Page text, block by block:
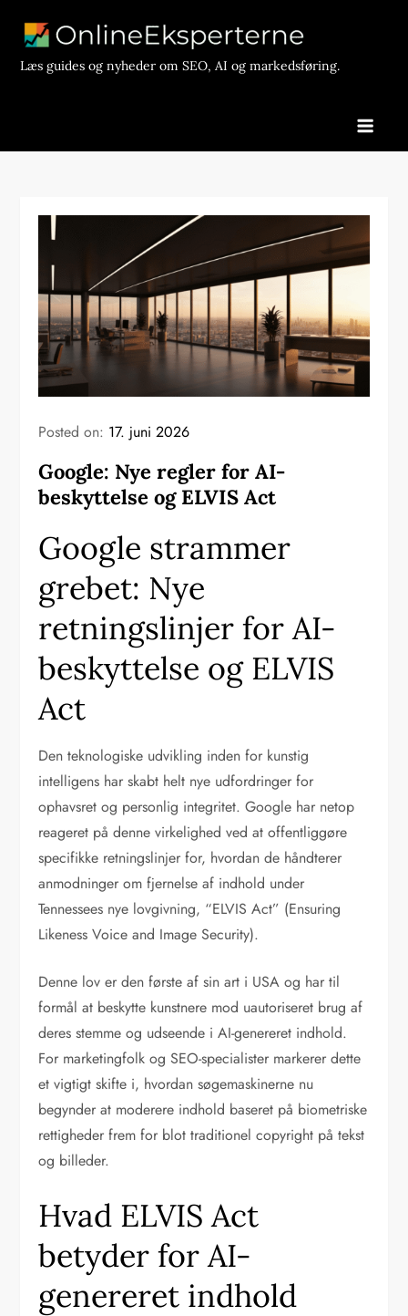
contentLæs guides og nyheder om SEO, AI og markedsføring.
Posted on: 17. juni 2026
Google: Nye regler for AI-
beskyttelse og ELVIS Act
Google strammer
grebet: Nye
retningslinjer for AI-
beskyttelse og ELVIS
Act
Den teknologiske udvikling inden for kunstig
intelligens har skabt helt nye udfordringer for
ophavsret og personlig integritet. Google har netop
reageret på denne virkelighed ved at offentliggøre
specifikke retningslinjer for, hvordan de håndterer
anmodninger om fjernelse af indhold under
Tennessees nye lovgivning, “ELVIS Act” (Ensuring
Likeness Voice and Image Security).
Denne lov er den første af sin art i USA og har til
formål at beskytte kunstnere mod uautoriseret brug af
deres stemme og udseende i AI-genereret indhold.
For marketingfolk og SEO-specialister markerer dette
et vigtigt skifte i, hvordan søgemaskinerne nu
begynder at moderere indhold baseret på biometriske
rettigheder frem for blot traditionel copyright på tekst
og billeder.
Hvad ELVIS Act
betyder for AI-
genereret indhold